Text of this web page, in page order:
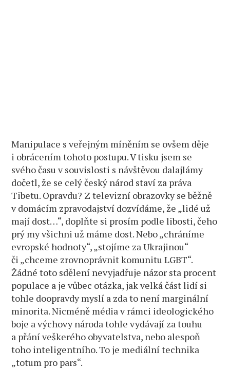
Manipulace s veřejným míněním se ovšem děje
i obrácením tohoto postupu. V tisku jsem se
svého času v souvislosti s návštěvou dalajlámy
dočetl, že se celý český národ staví za práva
Tibetu. Opravdu? Z televizní obrazovky se běžně
v domácím zpravodajství dozvídáme, že „lidé už
mají dost…“, doplňte si prosím podle libosti, čeho
prý my všichni už máme dost. Nebo „chráníme
evropské hodnoty“, „stojíme za Ukrajinou“
či „chceme zrovnoprávnit komunitu LGBT“.
Žádné toto sdělení nevyjadřuje názor sta procent
populace a je vůbec otázka, jak velká část lidí si
tohle doopravdy myslí a zda to není marginální
minorita. Nicméně média v rámci ideologického
boje a výchovy národa tohle vydávají za touhu
a přání veškerého obyvatelstva, nebo alespoň
toho inteligentního. To je mediální technika
„totum pro pars“.